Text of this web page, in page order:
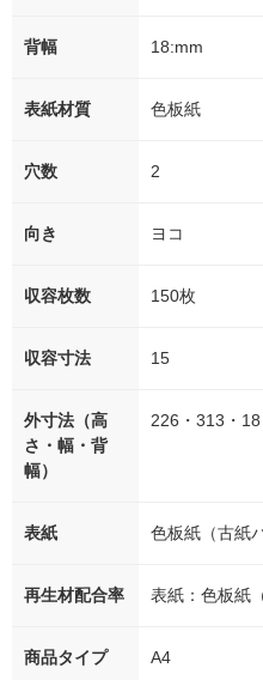
背幅 18:mm
表紙材質 色板紙
穴数 2
向き ヨコ
収容枚数 150枚
収容寸法 15
外寸法（高
さ・幅・背
幅）
226・313・18
表紙 色板紙（古紙
再生材配合率 表紙：色板紙
商品タイプ A4